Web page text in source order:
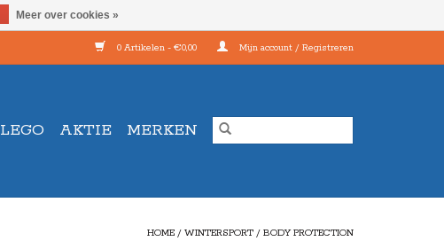
0 Artikelen - €0,00 Mijn account / Registreren
LEGO AKTIE MERKEN
HOME / WINTERSPORT / BODY PROTECTION
Meer over cookies »